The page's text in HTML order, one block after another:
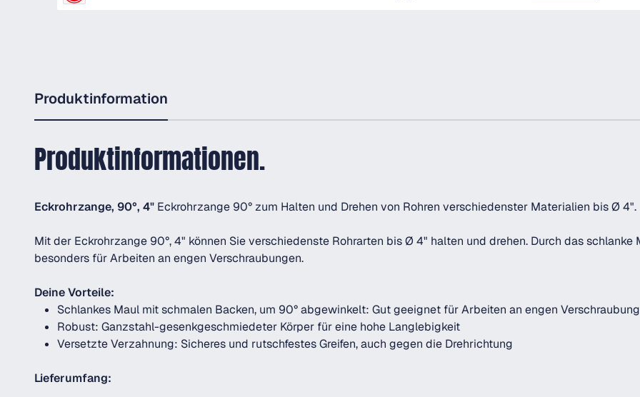
Produktinformation
Produktinformationen.
Eckrohrzange, 90°, 4" Eckrohrzange 90° zum Halten und Drehen von Rohren verschiedenster Materialien bis Ø 4".
Mit der Eckrohrzange 90°, 4" können Sie verschiedenste Rohrarten bis Ø 4" halten und drehen. Durch das
besonders für Arbeiten an engen Verschraubungen.
Deine Vorteile:
Schlankes Maul mit schmalen Backen, um 90° abgewinkelt: Gut geeignet für Arbeiten an engen
Robust: Ganzstahl-gesenkgeschmiedeter Körper für eine hohe Langlebigkeit
Versetzte Verzahnung: Sicheres und rutschfestes Greifen, auch gegen die Drehrichtung
Lieferumfang: